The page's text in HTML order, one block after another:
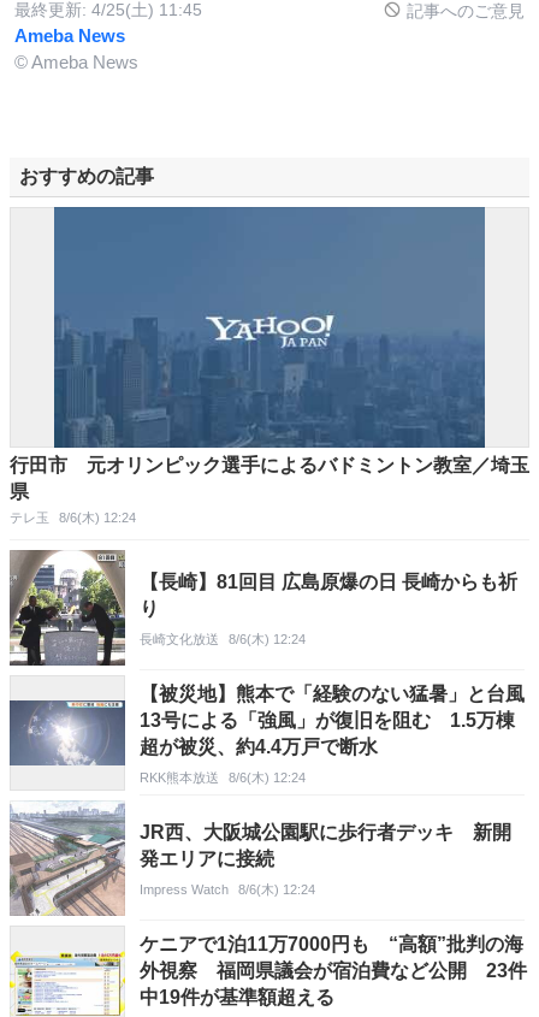
最終更新: 4/25(土) 11:45 記事へのご意見
Ameba News
© Ameba News
おすすめの記事
行田市 元オリンピック選手によるバドミントン教室／埼玉
県
テレ玉 8/6(木) 12:24
【長崎】81回目 広島原爆の日 長崎からも祈
り
長崎文化放送 8/6(木) 12:24
【被災地】熊本で「経験のない猛暑」と台風
13号による「強風」が復旧を阻む 1.5万棟
超が被災、約4.4万戸で断水
RKK熊本放送 8/6(木) 12:24
JR西、大阪城公園駅に歩行者デッキ 新開
発エリアに接続
Impress Watch 8/6(木) 12:24
ケニアで1泊11万7000円も “高額”批判の海
外視察 福岡県議会が宿泊費など公開 23件
中19件が基準額超える